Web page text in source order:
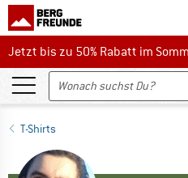
Jetzt bis zu 50% Rabatt im
Jetzt bis zu 50% Rabatt im
T-Shirts